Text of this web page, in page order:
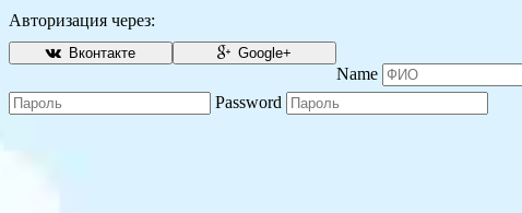
Авторизация через:
Вконтакте Google+
Name
Password